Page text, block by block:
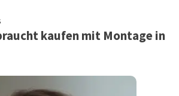
kaufen mit Montage in